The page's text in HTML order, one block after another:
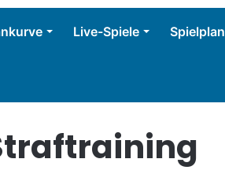
Live-Spiele Spielplan